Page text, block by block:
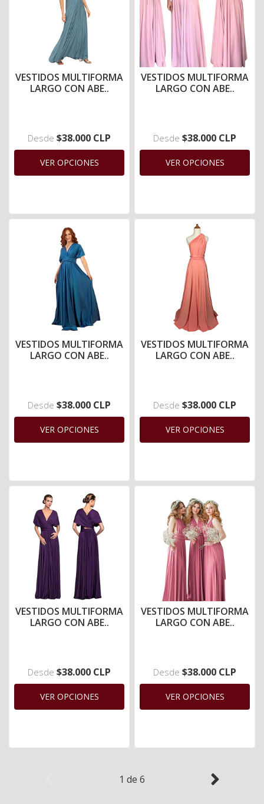
VESTIDOS MULTIFORMA
LARGO CON ABE..
Desde $38.000 CLP
VER OPCIONES
VESTIDOS MULTIFORMA
LARGO CON ABE..
Desde $38.000 CLP
VER OPCIONES
VESTIDOS MULTIFORMA
LARGO CON ABE..
Desde $38.000 CLP
VER OPCIONES
VESTIDOS MULTIFORMA
LARGO CON ABE..
Desde $38.000 CLP
VER OPCIONES
VESTIDOS MULTIFORMA
LARGO CON ABE..
Desde $38.000 CLP
VER OPCIONES
VESTIDOS MULTIFORMA
LARGO CON ABE..
Desde $38.000 CLP
VER OPCIONES
1 de 6